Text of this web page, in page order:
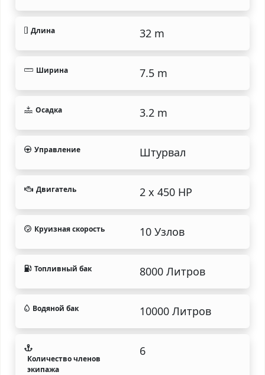
Длина 32 m
Ширина 7.5 m
Осадка 3.2 m
Управление Штурвал
Двигатель 2 x 450 HP
Круизная скорость 10 Узлов
Топливный бак 8000 Литров
Водяной бак 10000 Литров
Количество членов
экипажа
6